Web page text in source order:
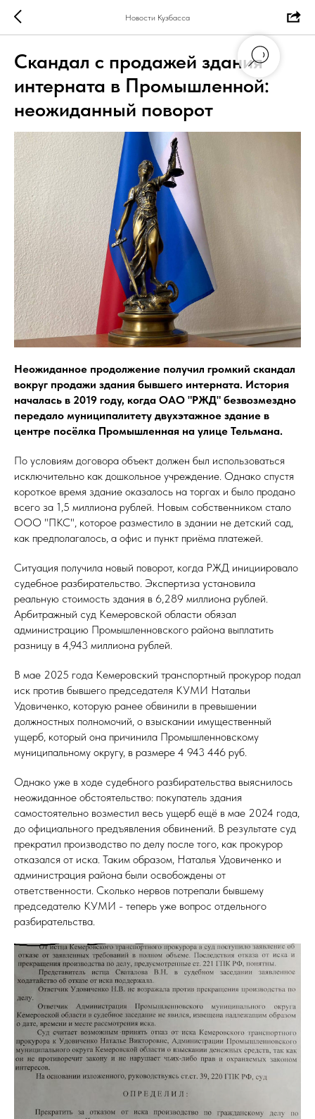
Новости Кузбасса
Скандал с продажей здания
интерната в Промышленной:
неожиданный поворот
Неожиданное продолжение получил громкий скандал
вокруг продажи здания бывшего интерната. История
началась в 2019 году, когда ОАО "РЖД" безвозмездно
передало муниципалитету двухэтажное здание в
центре посёлка Промышленная на улице Тельмана.
По условиям договора объект должен был использоваться
исключительно как дошкольное учреждение. Однако спустя
короткое время здание оказалось на торгах и было продано
всего за 1,5 миллиона рублей. Новым собственником стало
ООО "ПКС", которое разместило в здании не детский сад,
как предполагалось, а офис и пункт приёма платежей.
Ситуация получила новый поворот, когда РЖД инициировало
судебное разбирательство. Экспертиза установила
реальную стоимость здания в 6,289 миллиона рублей.
Арбитражный суд Кемеровской области обязал
администрацию Промышленновского района выплатить
разницу в 4,943 миллиона рублей.
В мае 2025 года Кемеровский транспортный прокурор подал
иск против бывшего председателя КУМИ Натальи
Удовиченко, которую ранее обвинили в превышении
должностных полномочий, о взыскании имущественный
ущерб, который она причинила Промышленновскому
муниципальному округу, в размере 4 943 446 руб.
Однако уже в ходе судебного разбирательства выяснилось
неожиданное обстоятельство: покупатель здания
самостоятельно возместил весь ущерб ещё в мае 2024 года,
до официального предъявления обвинений. В результате суд
прекратил производство по делу после того, как прокурор
отказался от иска. Таким образом, Наталья Удовиченко и
администрация района были освобождены от
ответственности. Сколько нервов потрепали бывшему
председателю КУМИ - теперь уже вопрос отдельного
разбирательства.